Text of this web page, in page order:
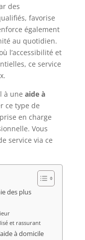
des
favorise
également
au quotidien.
l’accessibilité et
ce service
à une aide à
ce type de
en charge
Vous
service via ce
des plus
et rassurant
à domicile